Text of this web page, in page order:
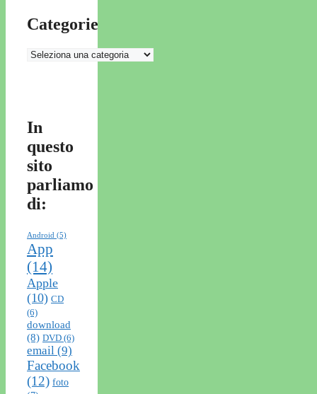
Categorie
Categorie
In
questo
sito
parliamo
di:
Android (5)
App
(14)
Apple
(10) CD
(6)
download
(8) DVD (6)
email (9)
Facebook
(12) foto